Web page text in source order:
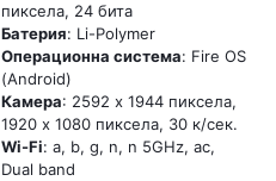
пиксела, 24 бита
Батерия: Li-Polymer
Операционна система: Fire OS
(Android)
Камера: 2592 x 1944 пиксела,
1920 x 1080 пиксела, 30 к/сек.
Wi-Fi: a, b, g, n, n 5GHz, ac,
Dual band